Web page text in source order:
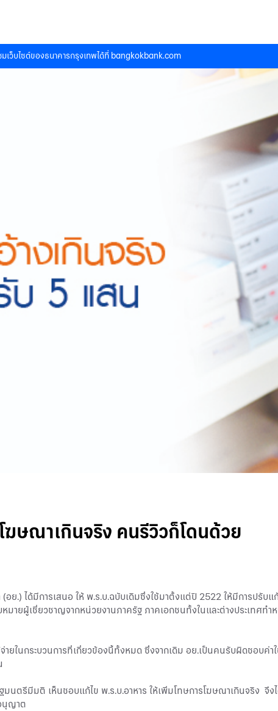
มเว็บไซต์ของธนาคารกรุงเทพได้ที่ bangkokbank.com
ฆษณาเกินจริง คนรีวิวก็โดนด้วย
(อย.) ได้มีการเสนอ ให้ พ.ร.บ.ฉบับเดิมซึ่งใช้มาตั้งแต่ปี 2522 ให้มีการปรั
มายผู้เชี่ยวชาญจากหน่วยงานภาครัฐ ภาคเอกชนทั้งในและต่างประเทศท
ยในกระบวนการที่เกี่ยวข้องนี้ทั้งหมด ซึ่งจากเดิม อย.เป็นคนรับผิดชอบค่
มนตรีมีมติ เห็นชอบแก้ไข พ.ร.บ.อาหาร ให้เพิ่มโทษการโฆษณาเกินจริง
นุญาต